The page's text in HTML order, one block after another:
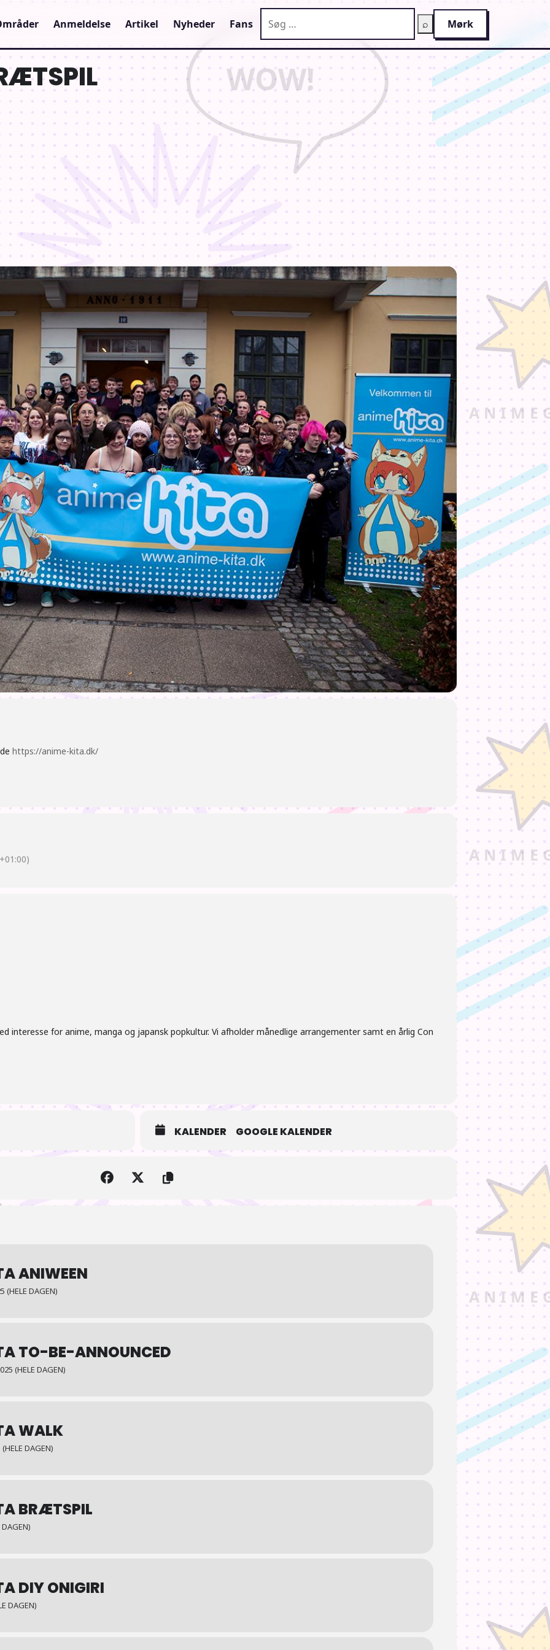
Anmeldelse Artikel Nyheder Fans ⌕ Mørk
https://anime-kita.dk/
interesse for anime, manga og japansk popkultur. Vi afholder månedlige arrangementer samt en årlig Con
KALENDER GOOGLE KALENDER
ANIWEEN
(HELE DAGEN)
TO-BE-ANNOUNCED
(HELE DAGEN)
WALK
DAGEN)
BRÆTSPIL
DIY ONIGIRI
DAGEN)